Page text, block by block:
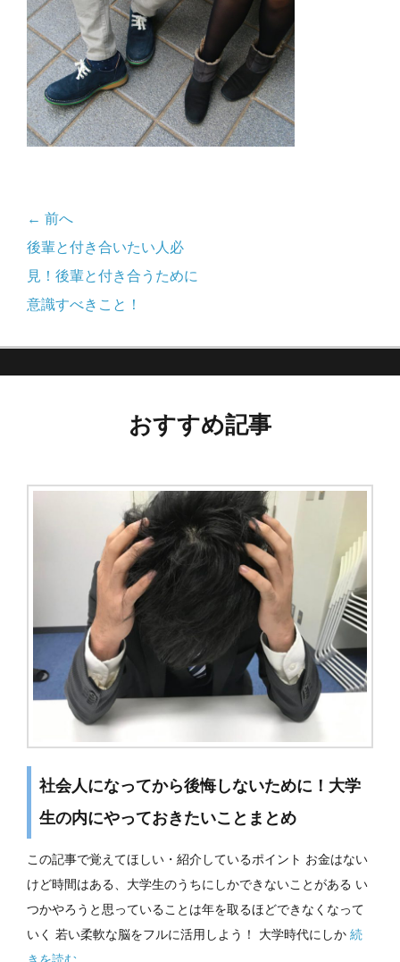
投
稿
ナ
ビ
シ
← 前へ
前
の
記
後輩と付き合いたい人必
見！後輩と付き合うために
意識すべきこと！
おすすめ記事
社会人になってから後悔しないために！大学
生の内にやっておきたいことまとめ
この記事で覚えてほしい・紹介しているポイント お金はない
けど時間はある、大学生のうちにしかできないことがある い
つかやろうと思っていることは年を取るほどできなくなって
いく 若い柔軟な脳をフルに活用しよう！ 大学時代にしか 続
きを読む…